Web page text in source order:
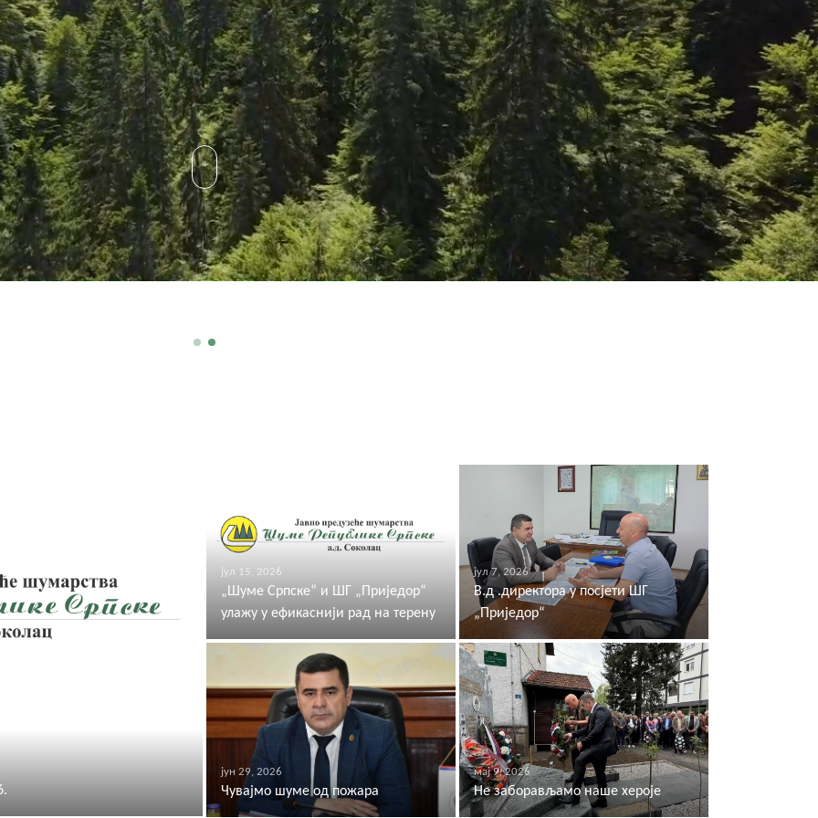
јул 15, 2026
„Шуме Српске“ и ШГ „Приједор“
улажу у ефикаснији рад на терену
јул 7, 2026
В.д .директора у посјети ШГ
„Приједор“
јун 29, 2026
Чувајмо шуме од пожара
мај 9, 2026
Не заборављамо наше хероје